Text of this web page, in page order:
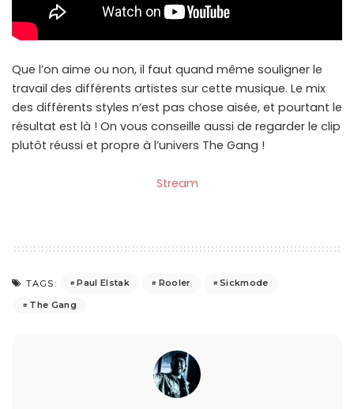
Que l’on aime ou non, il faut quand même souligner le
travail des différents artistes sur cette musique. Le mix
des différents styles n’est pas chose aisée, et pourtant le
résultat est là ! On vous conseille aussi de regarder le clip
plutôt réussi et propre à l’univers The Gang !
Stream
TAGS: Paul Elstak Rooler
Sickmode
The Gang